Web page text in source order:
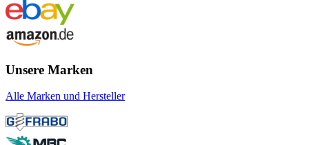
Unsere Marken
Alle Marken und Hersteller